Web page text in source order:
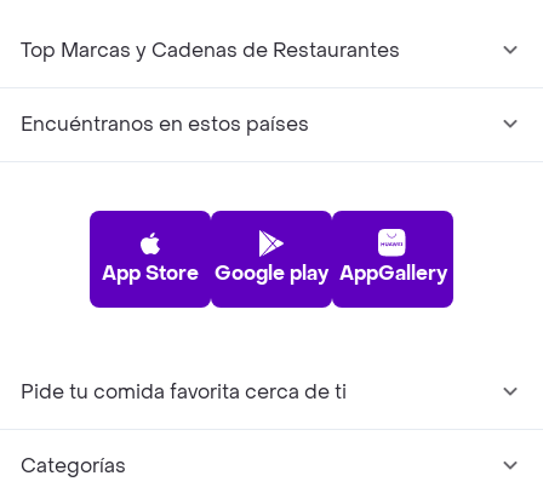
Top Marcas y Cadenas de Restaurantes
Encuéntranos en estos países
App Store Google play AppGallery
Pide tu comida favorita cerca de ti
Categorías